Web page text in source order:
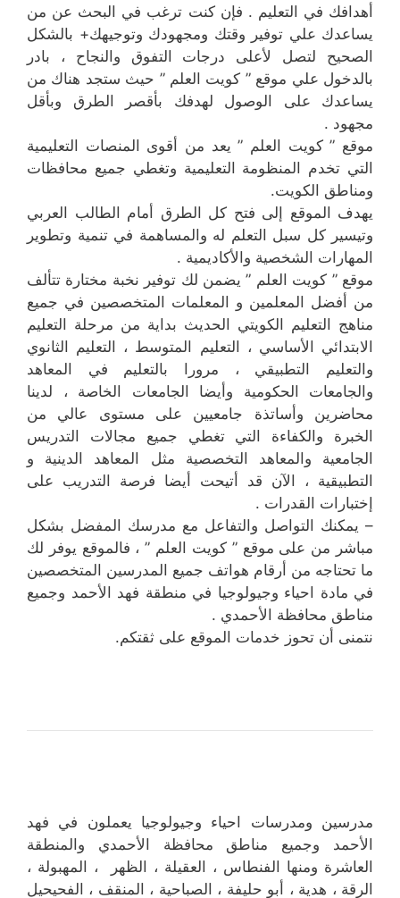
أهدافك في التعليم . فإن كنت ترغب في البحث عن من
يساعدك علي توفير وقتك ومجهودك وتوجيهك+ بالشكل
الصحيح لتصل لأعلى درجات التفوق والنجاح ، بادر
بالدخول علي موقع ” كويت العلم ” حيث ستجد هناك من
يساعدك على الوصول لهدفك بأقصر الطرق وبأقل
مجهود .
موقع ” كويت العلم ” يعد من أقوى المنصات التعليمية
التي تخدم المنظومة التعليمية وتغطي جميع محافظات
ومناطق الكويت.
يهدف الموقع إلى فتح كل الطرق أمام الطالب العربي
وتيسير كل سبل التعلم له والمساهمة في تنمية وتطوير
المهارات الشخصية والأكاديمية .
موقع ” كويت العلم ” يضمن لك توفير نخبة مختارة تتألف
من أفضل المعلمين و المعلمات المتخصصين في جميع
مناهج التعليم الكويتي الحديث بداية من مرحلة التعليم
الابتدائي الأساسي ، التعليم المتوسط ، التعليم الثانوي
والتعليم التطبيقي ، مرورا بالتعليم في المعاهد
والجامعات الحكومية وأيضا الجامعات الخاصة ، لدينا
محاضرين وأساتذة جامعيين على مستوى عالي من
الخبرة والكفاءة التي تغطي جميع مجالات التدريس
الجامعية والمعاهد التخصصية مثل المعاهد الدينية و
التطبيقية ، الآن قد أتيحت أيضا فرصة التدريب على
إختبارات القدرات .
– يمكنك التواصل والتفاعل مع مدرسك المفضل بشكل
مباشر من على موقع ” كويت العلم ” ، فالموقع يوفر لك
ما تحتاجه من أرقام هواتف جميع المدرسين المتخصصين
في مادة احياء وجيولوجيا في منطقة فهد الأحمد وجميع
مناطق محافظة الأحمدي .
نتمنى أن تحوز خدمات الموقع على ثقتكم.
مدرسين ومدرسات احياء وجيولوجيا يعملون في فهد
الأحمد وجميع مناطق محافظة الأحمدي والمنطقة
العاشرة ومنها الفنطاس ، العقيلة ، الظهر ، المهبولة ،
الرقة ، هدية ، أبو حليفة ، الصباحية ، المنقف ، الفحيحيل